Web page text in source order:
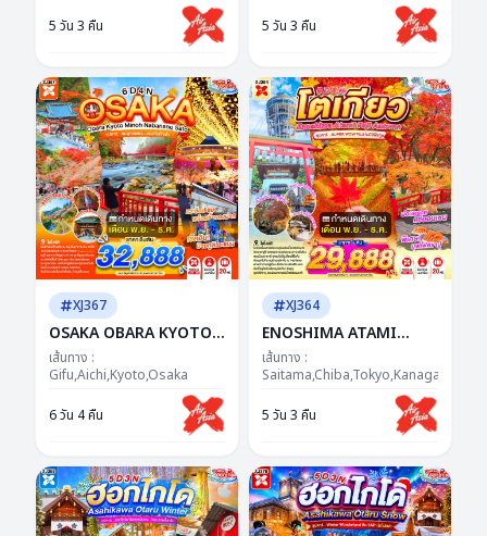
ตาร์...แดงก็จึ้ง เหลืองก็ว้าว
ฟูจิยาวไป ยาวไป!
5 วัน 3 คืน
ซุปตาร์...KOYO สะกดใจ ไฟ
ล้านดวงสะกดตา
5 วัน 3 คืน
XJ367
OSAKA OBARA KYOTO
MINOH NABANANO
SATO 6D 4N BY XJ --
NOV - DEC'26 -- ซุป
ตาร์...ชมพูเจอแดง...แรง
เส้นทาง :
Gifu,Aichi,Kyoto,Osaka
6 วัน 4 คืน
XJ364
ENOSHIMA ATAMI
TOKYO FUJI AUTUMN
5D 3N BY XJ --- NOV -
DEC'26 -- ซุปตาร์...SUPER
WOW FUJI โมมิจิฟีลกู๊ด
เส้นทาง :
5 วัน 3 คืน